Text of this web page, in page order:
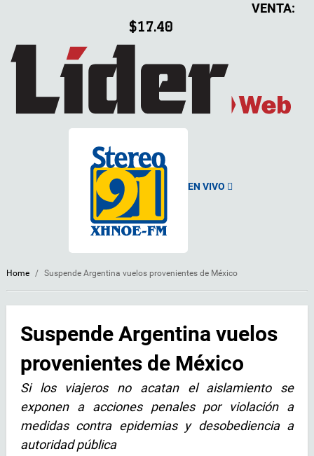
VENTA:
$17.40
EN VIVO
Home / Suspende Argentina vuelos provenientes de México
Suspende Argentina vuelos
provenientes de México
Si los viajeros no acatan el aislamiento se
exponen a acciones penales por violación a
medidas contra epidemias y desobediencia a
autoridad pública